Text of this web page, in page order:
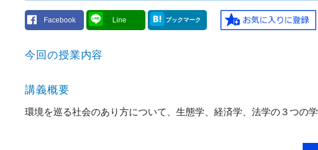
Facebook Line ブックマーク
今回の授業内容
講義概要
環境を巡る社会のあり方について、生態学、経済学、法学の３つの